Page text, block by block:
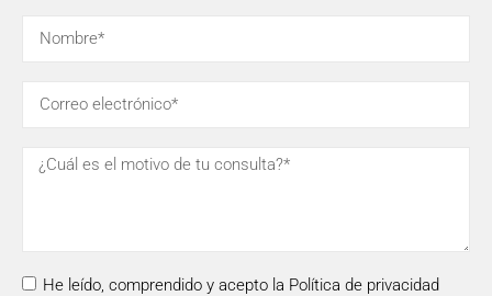
He leído, comprendido y acepto la Política de privacidad